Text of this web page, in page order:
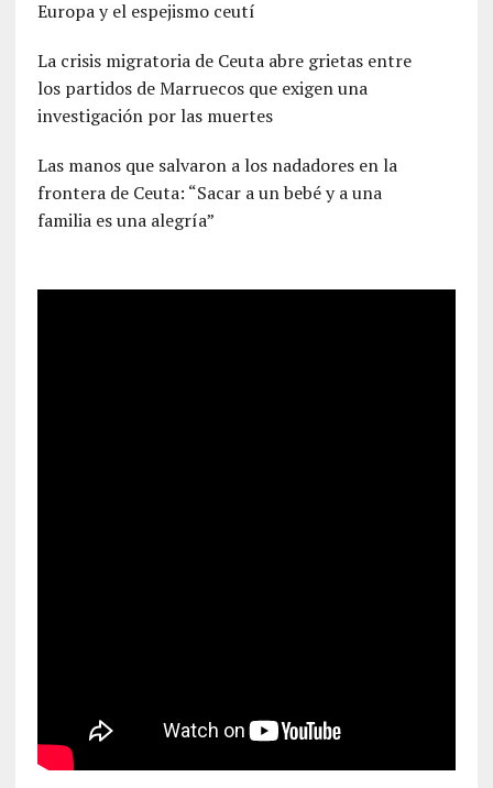
Europa y el espejismo ceutí
La crisis migratoria de Ceuta abre grietas entre
los partidos de Marruecos que exigen una
investigación por las muertes
Las manos que salvaron a los nadadores en la
frontera de Ceuta: “Sacar a un bebé y a una
familia es una alegría”